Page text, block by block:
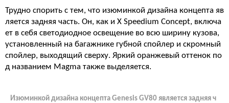
Трудно спорить с тем, что изюминкой дизайна концепта яв
ляется задняя часть. Он, как и X Speedium Concept, включа
ет в себя светодиодное освещение во всю ширину кузова,
установленный на багажнике губной спойлер и скромный
спойлер, выходящий сверху. Яркий оранжевый оттенок по
д названием Magma также выделяется.
Изюминкой дизайна концепта Genesis GV80 является задняя ч